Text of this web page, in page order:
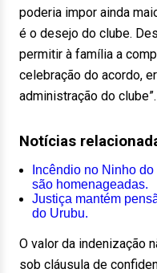
poderia impor ainda
é o desejo do clube.
permitir à família a
celebração do acordo,
administração do clube”.
Notícias
Incêndio no Ninho
são homenageadas.
Justiça mantém
do Urubu.
O valor da indenização
sob cláusula de